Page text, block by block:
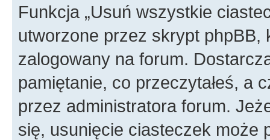
Funkcja „Usuń wszystkie
utworzone przez skrypt
zalogowany na forum.
pamiętanie, co przeczytałeś, a
przez administratora forum.
się, usunięcie ciasteczek może